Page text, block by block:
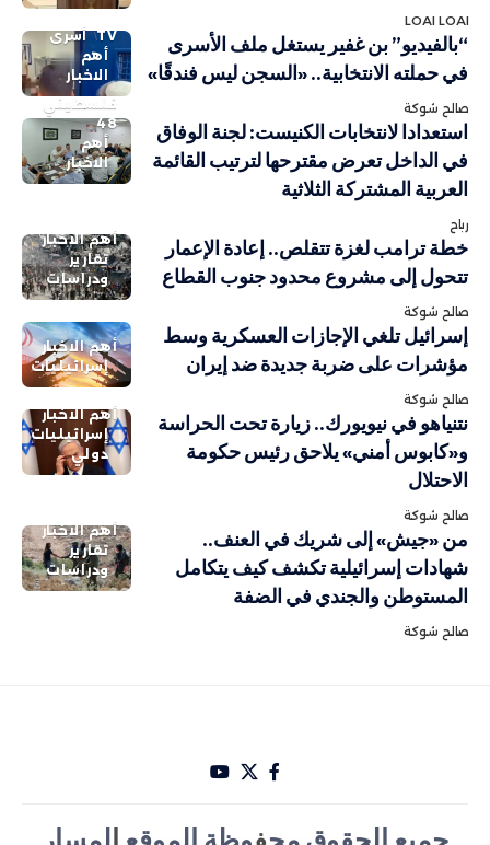
LOAI LOAI
TV أسرى
أهم
الاخبار
“بالفيديو” بن غفير يستغل ملف الأسرى
في حملته الانتخابية.. «السجن ليس فندقًا»
صالح شوكة
فلسطيني
48
أهم
الاخبار
استعدادا لانتخابات الكنيست: لجنة الوفاق
في الداخل تعرض مقترحها لترتيب القائمة
العربية المشتركة الثلاثية
رباح
أهم الاخبار
تقارير
ودراسات
خطة ترامب لغزة تتقلص.. إعادة الإعمار
تتحول إلى مشروع محدود جنوب القطاع
صالح شوكة
أهم الاخبار
إسرائيليات
إسرائيل تلغي الإجازات العسكرية وسط
مؤشرات على ضربة جديدة ضد إيران
صالح شوكة
أهم الاخبار
إسرائيليات
دولي
نتنياهو في نيويورك.. زيارة تحت الحراسة
و«كابوس أمني» يلاحق رئيس حكومة
الاحتلال
صالح شوكة
أهم الاخبار
تقارير
ودراسات
من «جيش» إلى شريك في العنف..
شهادات إسرائيلية تكشف كيف يتكامل
المستوطن والجندي في الضفة
صالح شوكة